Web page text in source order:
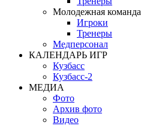
Молодежная команда
Игроки
Тренеры
Медперсонал
КАЛЕНДАРЬ ИГР
Кузбасс
Кузбасс-2
МЕДИА
Фото
Архив фото
Видео